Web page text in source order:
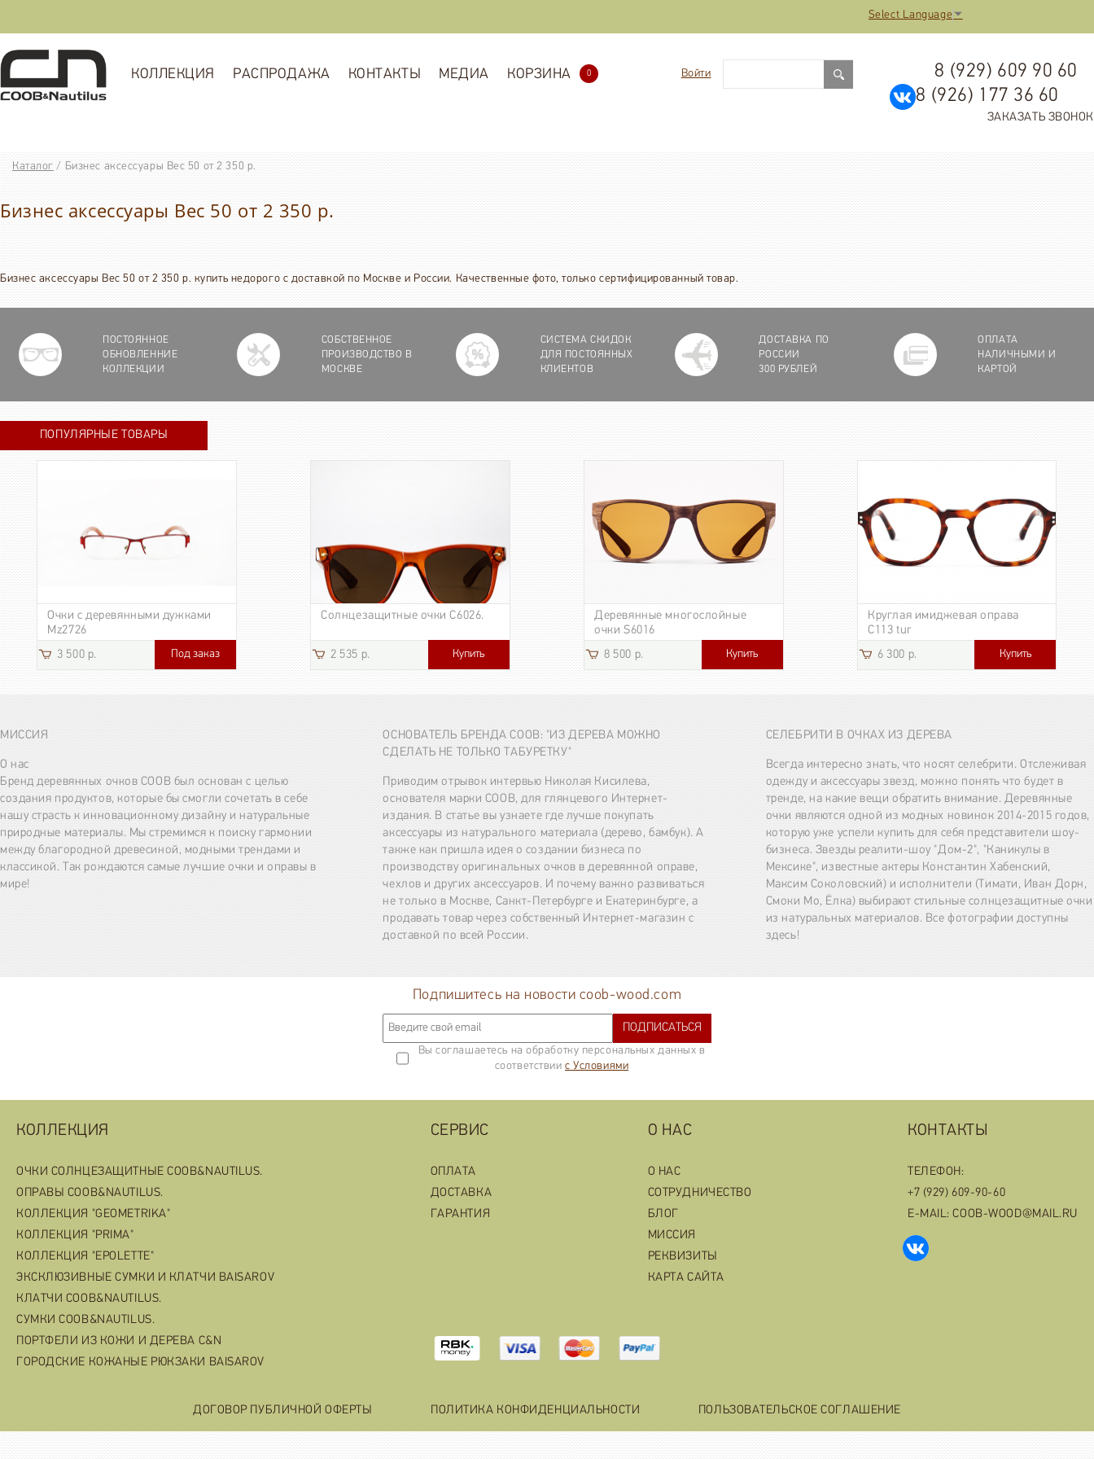
Select Language ▼
КОЛЛЕКЦИЯ РАСПРОДАЖА КОНТАКТЫ МЕДИА КОРЗИНА 0
8 (929) 609 90 60
8 (926) 177 36 60
ЗАКАЗАТЬ ЗВОНОК
Войти
Каталог / Бизнес аксессуары Вес 50 от 2 350 р.
Бизнес аксессуары Вес 50 от 2 350 р.
Бизнес аксессуары Вес 50 от 2 350 р. купить недорого с доставкой по Москве и России. Качественные фото, только сертифицированный товар.
ПОСТОЯННОЕ
ОБНОВЛЕННИЕ
КОЛЛЕКЦИИ
СОБСТВЕННОЕ
ПРОИЗВОДСТВО В
МОСКВЕ
СИСТЕМА СКИДОК
ДЛЯ ПОСТОЯННЫХ
КЛИЕНТОВ
ДОСТАВКА ПО
РОССИИ
300 РУБЛЕЙ
ОПЛАТА
НАЛИЧНЫМИ И
КАРТОЙ
ПОПУЛЯРНЫЕ ТОВАРЫ
Очки с деревянными дужками
Mz2726
3 500 р.
Под заказ
Солнцезащитные очки C6026.
2 535 р. 3 185 р.
Купить
Деревянные многослойные
очки S6016
8 500 р.
Купить
Круглая имиджевая оправа
C113 tur
6 300 р.
Купить
МИССИЯ
О нас
Бренд деревянных очков COOB был основан с целью
создания продуктов, которые бы смогли сочетать в себе
нашу страсть к инновационному дизайну и натуральные
природные материалы. Мы стремимся к поиску гармонии
между благородной древесиной, модными трендами и
классикой. Так рождаются самые лучшие очки и оправы в
мире!
ОСНОВАТЕЛЬ БРЕНДА COOB: "ИЗ ДЕРЕВА МОЖНО
СДЕЛАТЬ НЕ ТОЛЬКО ТАБУРЕТКУ"
Приводим отрывок интервью Николая Кисилева,
основателя марки COOB, для глянцевого Интернет-
издания. В статье вы узнаете где лучше покупать
аксессуары из натурального материала (дерево, бамбук). А
также как пришла идея о создании бизнеса по
производству оригинальных очков в деревянной оправе,
чехлов и других аксессуаров. И почему важно развиваться
не только в Москве, Санкт-Петербурге и Екатеринбурге, а
продавать товар через собственный Интернет-магазин с
доставкой по всей России.
СЕЛЕБРИТИ В ОЧКАХ ИЗ ДЕРЕВА
Всегда интересно знать, что носят селебрити. Отслеживая
одежду и аксессуары звезд, можно понять что будет в
тренде, на какие вещи обратить внимание. Деревянные
очки являются одной из модных новинок 2014-2015 годов,
которую уже успели купить для себя представители шоу-
бизнеса. Звезды реалити-шоу "Дом-2", "Каникулы в
Мексике", известные актеры Константин Хабенский,
Максим Соколовский) и исполнители (Тимати, Иван Дорн,
Смоки Мо, Ёлка) выбирают стильные солнцезащитные очки
из натуральных материалов. Все фотографии доступны
здесь!
Подпишитесь на новости coob-wood.com
ПОДПИСАТЬСЯ
Вы соглашаетесь на обработку персональных данных в
соответствиис Условиями
КОЛЛЕКЦИЯ
ОЧКИ СОЛНЦЕЗАЩИТНЫЕ COOB&NAUTILUS.
ОПРАВЫ COOB&NAUTILUS.
КОЛЛЕКЦИЯ "GEOMETRIKA"
КОЛЛЕКЦИЯ "PRIMA"
КОЛЛЕКЦИЯ "EPOLETTE"
ЭКСКЛЮЗИВНЫЕ СУМКИ И КЛАТЧИ BAISAROV
КЛАТЧИ COOB&NAUTILUS.
СУМКИ COOB&NAUTILUS.
ПОРТФЕЛИ ИЗ КОЖИ И ДЕРЕВА C&N
ГОРОДСКИЕ КОЖАНЫЕ РЮКЗАКИ BAISAROV
СЕРВИС
ОПЛАТА
ДОСТАВКА
ГАРАНТИЯ
О НАС
О НАС
СОТРУДНИЧЕСТВО
БЛОГ
МИССИЯ
РЕКВИЗИТЫ
КАРТА САЙТА
КОНТАКТЫ
ТЕЛЕФОН:
+7 (929) 609-90-60
E-MAIL: COOB-WOOD@MAIL.RU
ДОГОВОР ПУБЛИЧНОЙ ОФЕРТЫ ПОЛИТИКА КОНФИДЕНЦИАЛЬНОСТИ ПОЛЬЗОВАТЕЛЬСКОЕ СОГЛАШЕНИЕ